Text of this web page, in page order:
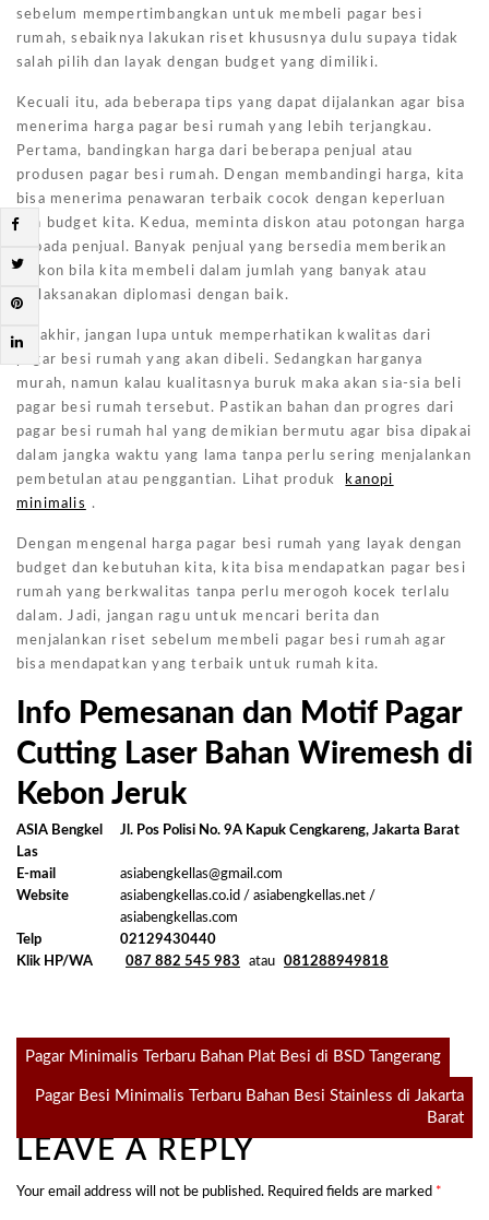
sebelum mempertimbangkan untuk membeli pagar besi
rumah, sebaiknya lakukan riset khususnya dulu supaya tidak
salah pilih dan layak dengan budget yang dimiliki.
Kecuali itu, ada beberapa tips yang dapat dijalankan agar bisa
menerima harga pagar besi rumah yang lebih terjangkau.
Pertama, bandingkan harga dari beberapa penjual atau
produsen pagar besi rumah. Dengan membandingi harga, kita
bisa menerima penawaran terbaik cocok dengan keperluan
dan budget kita. Kedua, meminta diskon atau potongan harga
kepada penjual. Banyak penjual yang bersedia memberikan
diskon bila kita membeli dalam jumlah yang banyak atau
melaksanakan diplomasi dengan baik.
Terakhir, jangan lupa untuk memperhatikan kwalitas dari
pagar besi rumah yang akan dibeli. Sedangkan harganya
murah, namun kalau kualitasnya buruk maka akan sia-sia beli
pagar besi rumah tersebut. Pastikan bahan dan progres dari
pagar besi rumah hal yang demikian bermutu agar bisa dipakai
dalam jangka waktu yang lama tanpa perlu sering menjalankan
pembetulan atau penggantian. Lihat produk
kanopi
minimalis .
Dengan mengenal harga pagar besi rumah yang layak dengan
budget dan kebutuhan kita, kita bisa mendapatkan pagar besi
rumah yang berkwalitas tanpa perlu merogoh kocek terlalu
dalam. Jadi, jangan ragu untuk mencari berita dan
menjalankan riset sebelum membeli pagar besi rumah agar
bisa mendapatkan yang terbaik untuk rumah kita.
Info Pemesanan dan Motif Pagar
Cutting Laser Bahan Wiremesh di
Kebon Jeruk
ASIA Bengkel
Las
Jl. Pos Polisi No. 9A Kapuk Cengkareng, Jakarta Barat
E-mail
asiabengkellas@gmail.com
Website
asiabengkellas.co.id / asiabengkellas.net /
asiabengkellas.com
Telp
02129430440
Klik HP/WA
087 882 545 983 atau 081288949818
Post
navigation
Pagar Minimalis Terbaru Bahan Plat Besi di BSD Tangerang
Pagar Besi Minimalis Terbaru Bahan Besi Stainless di Jakarta
Barat
LEAVE A REPLY
Your email address will not be published. Required fields are marked *